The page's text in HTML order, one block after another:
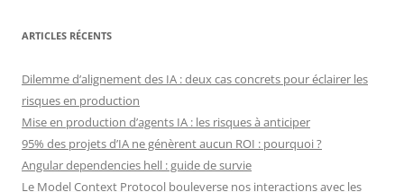
ARTICLES RÉCENTS
Dilemme d’alignement des IA : deux cas concrets pour éclairer les
risques en production
Mise en production d’agents IA : les risques à anticiper
95% des projets d’IA ne génèrent aucun ROI : pourquoi ?
Angular dependencies hell : guide de survie
Le Model Context Protocol bouleverse nos interactions avec les